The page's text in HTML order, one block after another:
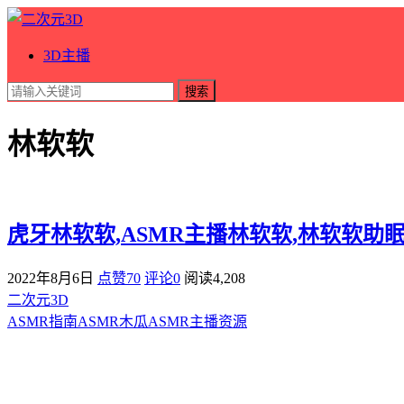
3D主播
搜索
林软软
虎牙林软软,ASMR主播林软软,林软软助
2022年8月6日 点赞70 评论0 阅读4,208
二次元3D
ASMR指南ASMR木瓜ASMR主播资源